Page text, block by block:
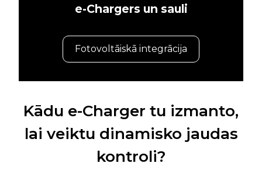
e-Chargers un sauli
Fotovoltāiskā integrācija
Kādu e-Charger tu izmanto,
lai veiktu dinamisko jaudas
kontroli?